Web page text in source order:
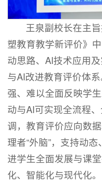
王泉副校长在主
塑教育教学新评价》
动思路、AI技术应用
与AI改进教育评价体
强、难以全面反映学
动与AI可实现全流程
调，教育评价应向数
理者“外脑”，支持动
进学生全面发展与课
化、智能化与现代化。